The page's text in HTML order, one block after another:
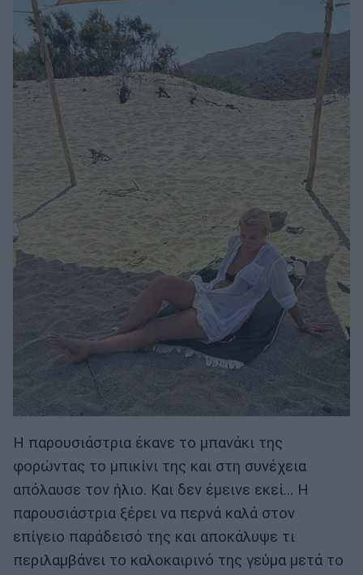
Η παρουσιάστρια έκανε το μπανάκι της
φορώντας το μπικίνι της και στη συνέχεια
απόλαυσε τον ήλιο. Και δεν έμεινε εκεί… Η
παρουσιάστρια ξέρει να περνά καλά στον
επίγειο παράδεισό της και αποκάλυψε τι
περιλαμβάνει το καλοκαιρινό της γεύμα μετά το